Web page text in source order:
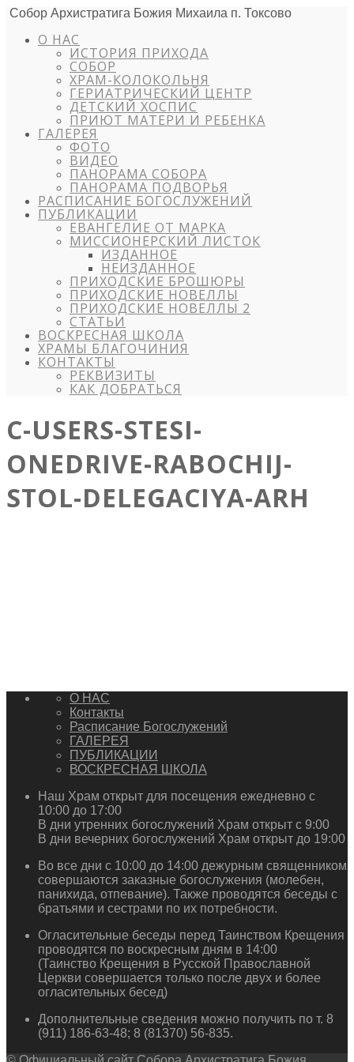
Собор Архистратига Божия Михаила п. Токсово
О НАС
ИСТОРИЯ ПРИХОДА
СОБОР
ХРАМ-КОЛОКОЛЬНЯ
ГЕРИАТРИЧЕСКИЙ ЦЕНТР
ДЕТСКИЙ ХОСПИС
ПРИЮТ МАТЕРИ И РЕБЕНКА
ГАЛЕРЕЯ
ФОТО
ВИДЕО
ПАНОРАМА СОБОРА
ПАНОРАМА ПОДВОРЬЯ
РАСПИСАНИЕ БОГОСЛУЖЕНИЙ
ПУБЛИКАЦИИ
ЕВАНГЕЛИЕ ОТ МАРКА
МИССИОНЕРСКИЙ ЛИСТОК
ИЗДАННОЕ
НЕИЗДАННОЕ
ПРИХОДСКИЕ БРОШЮРЫ
ПРИХОДСКИЕ НОВЕЛЛЫ
ПРИХОДСКИЕ НОВЕЛЛЫ 2
СТАТЬИ
ВОСКРЕСНАЯ ШКОЛА
ХРАМЫ БЛАГОЧИНИЯ
КОНТАКТЫ
РЕКВИЗИТЫ
КАК ДОБРАТЬСЯ
C-USERS-STESI-
ONEDRIVE-RABOCHIJ-
STOL-DELEGACIYA-ARH
О НАС
Контакты
Расписание Богослужений
ГАЛЕРЕЯ
ПУБЛИКАЦИИ
ВОСКРЕСНАЯ ШКОЛА
Наш Храм открыт для посещения ежедневно с
10:00 до 17:00
В дни утренних богослужений Храм открыт с 9:00
В дни вечерних богослужений Храм открыт до 19:00
Во все дни с 10:00 до 14:00 дежурным священником
совершаются заказные богослужения (молебен,
панихида, отпевание). Также проводятся беседы с
братьями и сестрами по их потребности.
Огласительные беседы перед Таинством Крещения
проводятся по воскресным дням в 14:00
(Таинство Крещения в Русской Православной
Церкви совершается только после двух и более
огласительных бесед)
Дополнительные сведения можно получить по т. 8
(911) 186-63-48; 8 (81370) 56-835.